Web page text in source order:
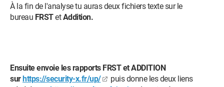
À la fin de l'analyse tu auras deux fichiers texte sur le
bureau FRSTetAddition.
Ensuite envoie les rapports FRST et ADDITION
surhttps://security-x.fr/up/
puis donne les deux liens